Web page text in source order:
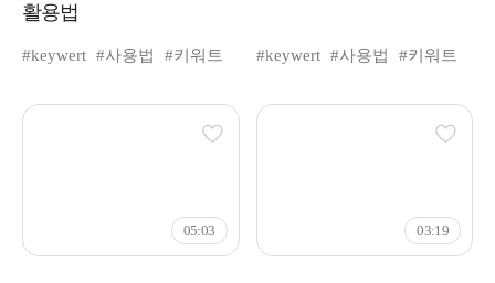
활용법
#keywert #사용법 #키워트 #keywert #사용법 #키워트
05:03 03:19